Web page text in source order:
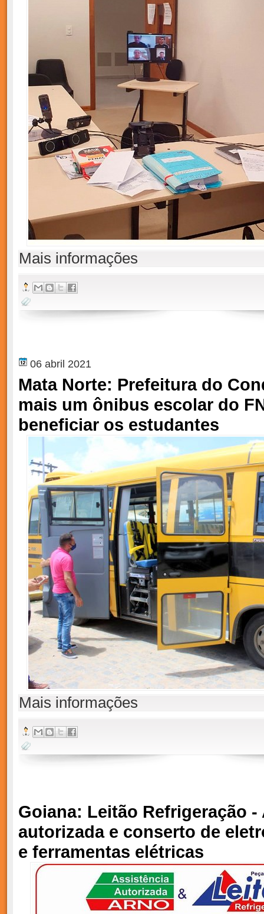
Mais informações
06 abril 2021
Mata Norte: Prefeitura do
mais um ônibus escolar do
beneficiar os estudantes
Mais informações
Goiana: Leitão Refrigeração
autorizada e conserto de
e ferramentas elétricas